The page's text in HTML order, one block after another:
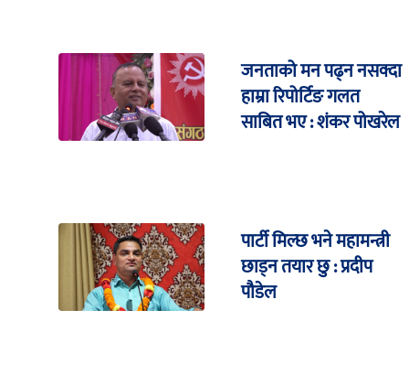
जनताको मन पढ्न नसक्दा
हाम्रा रिपोर्टिङ गलत
साबित भए : शंकर पोखरेल
पार्टी मिल्छ भने महामन्त्री
छाड्न तयार छु : प्रदीप
पौडेल